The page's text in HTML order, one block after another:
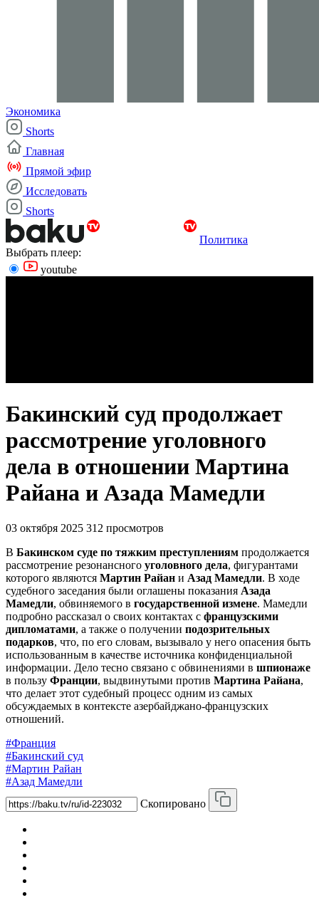
Экономика
Shorts
Главная
Прямой эфир
Исследовать
Shorts
Политика
Выбрать плеер:
youtube
Бакинский суд продолжает
рассмотрение уголовного
дела в отношении Мартина
Райана и Азада Мамедли
03 октября 2025 312 просмотров
В Бакинском суде по тяжким преступлениям продолжается
рассмотрение резонансного уголовного дела, фигурантами
которого являются Мартин Райан и Азад Мамедли. В ходе
судебного заседания были оглашены показания Азада
Мамедли, обвиняемого в государственной измене. Мамедли
подробно рассказал о своих контактах с французскими
дипломатами, а также о получении подозрительных
подарков, что, по его словам, вызывало у него опасения быть
использованным в качестве источника конфиденциальной
информации. Дело тесно связано с обвинениями в шпионаже
в пользу Франции, выдвинутыми против Мартина Райана,
что делает этот судебный процесс одним из самых
обсуждаемых в контексте азербайджано-французских
отношений.
#Франция
#Бакинский суд
#Мартин Райан
#Азад Мамедли
Скопировано